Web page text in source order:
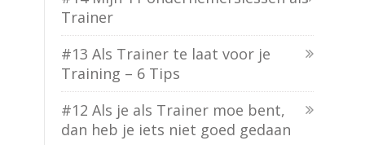
Trainer
#13 Als Trainer te laat voor je
Training – 6 Tips
#12 Als je als Trainer moe bent,
dan heb je iets niet goed gedaan